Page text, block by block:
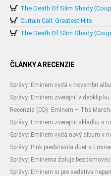
The Death Of Slim Shady
Curtain Call: Greatest Hits
ČLÁNKY A RECENZIE
Správy: Eminem vydá v novembri
Správy: Eminem zverejnil videoklip
Recenzia (CD): Eminem – The
Správy: Eminem zverejnil skladbu s
Správy: Eminem vydá nový album v
Správy: Pink predstavila duet s
Správy: Eminema žaluje bezdomovec
Správy: Eminem si pre sedatíva